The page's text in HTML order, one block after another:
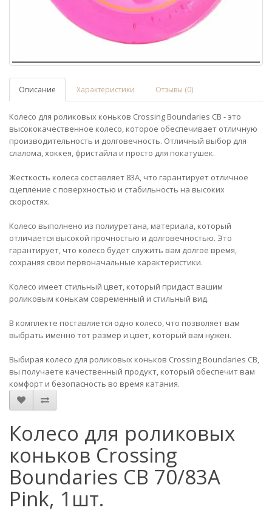
Описание Характеристики Отзывы (0)
Колесо для роликовых коньков Crossing Boundaries CB - это
высококачественное колесо, которое обеспечивает отличную
производительность и долговечность. Отличный выбор для
слалома, хоккея, фристайла и просто для покатушек.
Жесткость колеса составляет 83А, что гарантирует отличное
сцепление с поверхностью и стабильность на высоких
скоростях.
Колесо выполнено из полиуретана, материала, который
отличается высокой прочностью и долговечностью. Это
гарантирует, что колесо будет служить вам долгое время,
сохраняя свои первоначальные характеристики.
Колесо имеет стильный цвет, который придаст вашим
роликовым конькам современный и стильный вид.
В комплекте поставляется одно колесо, что позволяет вам
выбрать именно тот размер и цвет, который вам нужен.
Выбирая колесо для роликовых коньков Crossing Boundaries CB,
вы получаете качественный продукт, который обеспечит вам
комфорт и безопасность во время катания.
Колесо для роликовых
коньков Crossing
Boundaries CB 70/83A
Pink, 1шт.